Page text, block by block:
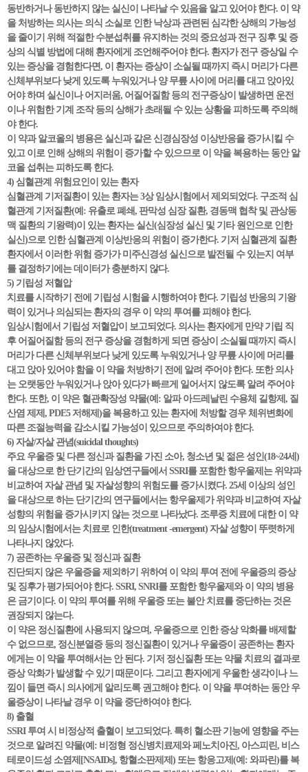
동반하거나 동반하지 않는 실신이 나타날 수 있음을 알고 있어야 한다. 이 약
을 처방하는 의사는 의식 소실로 인한 낙상과 관련된 심각한 상해의 가능성
을 줄이기 위해 적절한 수분섭취를 유지하는 것의 중요성과 전구 징후 및 증
상의 식별 방법에 대해 환자에게 조언해주어야 한다. 환자가 전구 증상일 수
있는 증상을 경험한다면, 이 환자는 증상이 소실될 때까지 즉시 머리가 다른
신체부위보다 낮게 있도록 누워있거나 양 무릎 사이에 머리를 대고 앉아있
어야 하며 실신이나 어지러움, 어질어질함 등의 전구증상이 발생하면 운전
이나 위험한 기계 조작 등의 상해가 초래될 수 있는 상황을 피하도록 주의해
야 한다.
이 약과 알코올의 병용은 실신과 같은 신경심장성 이상반응을 증가시킬 수
있고 이로 인해 상해의 위험이 증가할 수 있으므로 이 약을 복용하는 동안 알
코올 섭취는 피하도록 한다.
4) 심혈관계 위험요인이 있는 환자
심혈관계 기저질환이 있는 환자는 3상 임상시험에서 제외되었다. 구조적 심
혈관계 기저질환(예: 유출로 폐쇄, 판막성 심장 질환, 경동맥 협착 및 관상동
맥 질환의 기왕력)이 있는 환자는 실신(심장성 실신 및 기타 원인으로 인한
실신)으로 인한 심혈관계 이상반응의 위험이 증가한다. 기저 심혈관계 질환
환자에서 이러한 위험 증가가 미주신경성 실신으로 발전될 수 있는지 여부
를 결정하기에는 데이터가 충분하지 않다.
5) 기립성 저혈압
치료를 시작하기 전에 기립성 시험을 시행하여야 한다. 기립성 반응의 기왕
력이 있거나 의심되는 환자의 경우 이 약의 투여를 피해야 한다.
임상시험에서 기립성 저혈압이 보고되었다. 의사는 환자에게 만약 기립 직
후 어질어질함 등의 전구 증상을 경험하게 되면 증상이 소실될 때까지 즉시
머리가 다른 신체부위보다 낮게 있도록 누워있거나 양 무릎 사이에 머리를
대고 앉아 있어야 함을 이 약을 처방하기 전에 알려 주어야 한다. 또한 의사
는 오랫동안 누워있거나 앉아 있다가 빠르게 일어서지 않도록 알려 주어야
한다. 또한, 이 약은 혈관확장성 약물(예: 알파 아드레날린 수용체 길항제, 질
산염 제제, PDE5 저해제)을 복용하고 있는 환자에 처방할 경우 체위변화에
따른 조절능력을 감소시킬 가능성이 있으므로 주의하여야 한다.
6) 자살/자살 관념(suicidal thoughts)
주요 우울증 및 다른 정신과 질환을 가진 소아, 청소년 및 젊은 성인(18~24세)
을 대상으로 한 단기간의 임상연구들에서 SSRI를 포함한 항우울제는 위약과
비교하여 자살 관념 및 자살성향의 위험도를 증가시켰다. 25세 이상의 성인
을 대상으로 하는 단기간의 연구들에서는 항우울제가 위약과 비교하여 자살
성향의 위험을 증가시키지 않는 것으로 나타났다. 조루증 치료에 대한 이 약
의 임상시험에서는 치료로 인한(treatment -emergent) 자살 성향이 뚜렷하게
나타나지 않았다.
7) 공존하는 우울증 및 정신과 질환
진단되지 않은 우울증을 제외하기 위하여 이 약의 투여 전에 우울증의 증상
및 징후가 평가되어야 한다. SSRI, SNRI를 포함한 항우울제와 이 약의 병용
은 금기이다. 이 약의 투여를 위해 우울증 또는 불안 치료를 중단하는 것은
권장되지 않는다.
이 약은 정신질환에 사용되지 않으며, 우울증으로 인한 증상 악화를 배제할
수 없으므로, 정신분열증 등의 정신질환이 있거나 우울증이 공존하는 환자
에게는 이 약을 투여해서는 안 된다. 기저 정신질환 또는 약물 치료의 결과로
증상 악화가 발생할 수 있기 때문이다. 그리고 환자에게 우울한 생각이나 느
낌이 들면 즉시 의사에게 알리도록 권고해야 한다. 이 약을 투여하는 동안 우
울증상이 나타날 경우 이 약을 중단하여야 한다.
8) 출혈
SSRI 투여 시 비정상적 출혈이 보고되었다. 특히 혈소판 기능에 영향을 주는
것으로 알려진 약물(예: 비정형 정신병치료제와 페노치아진, 아스피린, 비스
테로이드성 소염제[NSAIDs], 항혈소판제제) 또는 항응고제(예: 와파린)를 복